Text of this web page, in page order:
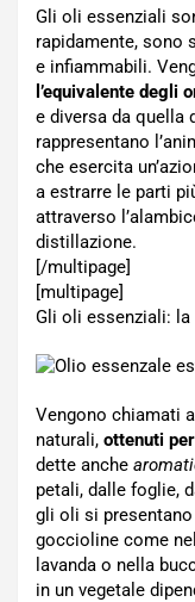
Gli oli essenziali
rapidamente, sono
e infiammabili.
l’equivalente degli
e diversa da quella
rappresentano
che esercita
a estrarre le parti
attraverso
distillazione.
[/multipage]
[multipage]
Gli oli essenziali:
Vengono chiamati
naturali, ottenuti
dette anche
petali, dalle foglie,
gli oli si
goccioline come
lavanda o nella
in un vegetale